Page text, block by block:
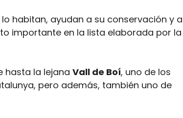
habitan, ayudan a su conservación y a
importante en la lista elaborada por la
hasta la lejana Vall de Boí, uno de los
pero además, también uno de